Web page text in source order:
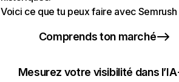
Voici ce que tu peux faire avec Semrush
Comprends ton marché
Mesurez votre visibilité dans l’IA